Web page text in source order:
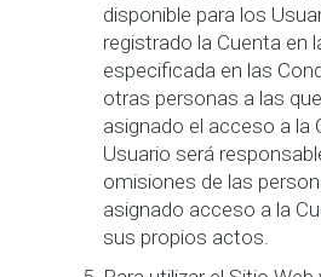
disponible para los
registrado la Cuenta en
especificada en las
otras personas a las
asignado el acceso a la
Usuario será
omisiones de las
asignado acceso a la
sus propios actos.